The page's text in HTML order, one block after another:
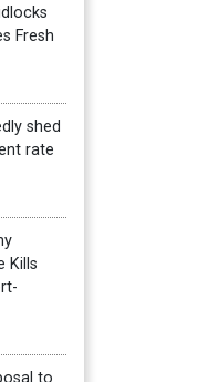
Fresh
shed
rate
Kills
to